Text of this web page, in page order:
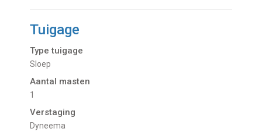
Tuigage
Type tuigage
Sloep
Aantal masten
1
Verstaging
Dyneema